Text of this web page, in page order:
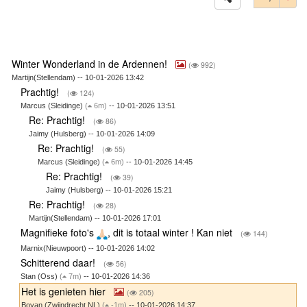
Winter Wonderland in de Ardennen! ( 992)
Martijn(Stellendam) -- 10-01-2026 13:42
Prachtig! ( 124)
Marcus (Sleidinge) ( 6m) -- 10-01-2026 13:51
Re: Prachtig! ( 86)
Jaimy (Hulsberg) -- 10-01-2026 14:09
Re: Prachtig! ( 55)
Marcus (Sleidinge) ( 6m) -- 10-01-2026 14:45
Re: Prachtig! ( 39)
Jaimy (Hulsberg) -- 10-01-2026 15:21
Re: Prachtig! ( 28)
Martijn(Stellendam) -- 10-01-2026 17:01
Magnifieke foto's , dit is totaal winter ! Kan niet ( 144)
Marnix(Nieuwpoort) -- 10-01-2026 14:02
Schitterend daar! ( 56)
Stan (Oss) ( 7m) -- 10-01-2026 14:36
Het is genieten hier ( 205)
Boyan (Zwijndrecht NL) ( -1m) -- 10-01-2026 14:37